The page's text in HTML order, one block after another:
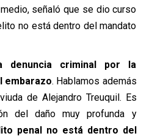
señaló que se dio curso
no está dentro del mandato
denuncia criminal por la
embarazo. Hablamos además
de Alejandro Treuquil. Es
del daño muy profunda y
penal no está dentro del